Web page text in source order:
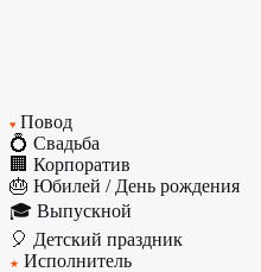
♥ Повод
💍 Свадьба
🏢 Корпоратив
🎂 Юбилей / День рождения
🎓 Выпускной
🎈 Детский праздник
★ Исполнитель